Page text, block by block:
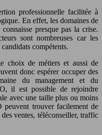
professionnelle facilitée à
En effet, les domaines de
presque pas la crise.
sont nombreuses car les
compétents.
choix de métiers et aussi de
donc espérer occuper des
du management et du
il est possible de rejoindre
avec une taille plus ou moins
trouver facilement de
ventes, téléconseiller, traffic